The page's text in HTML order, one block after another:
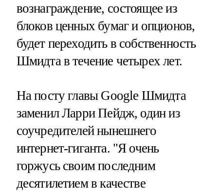
вознаграждение, состоящее из
блоков ценных бумаг и опционов,
будет переходить в собственность
Шмидта в течение четырех лет.
На посту главы Google Шмидта
заменил Ларри Пейдж, один из
соучредителей нынешнего
интернет-гиганта. "Я очень
горжусь своим последним
десятилетием в качестве